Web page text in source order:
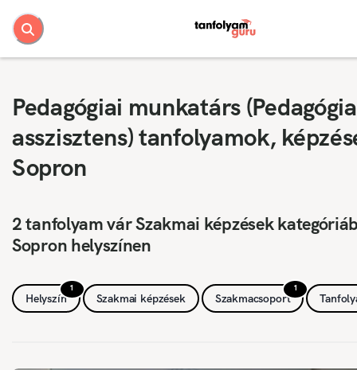
Pedagógiai munkatárs
asszisztens) tanfolyamok,
Sopron
2 tanfolyam vár Szakmai képzések
Sopron helyszínen
1
Helyszín Szakmai képzések
1
Szakmacsoport